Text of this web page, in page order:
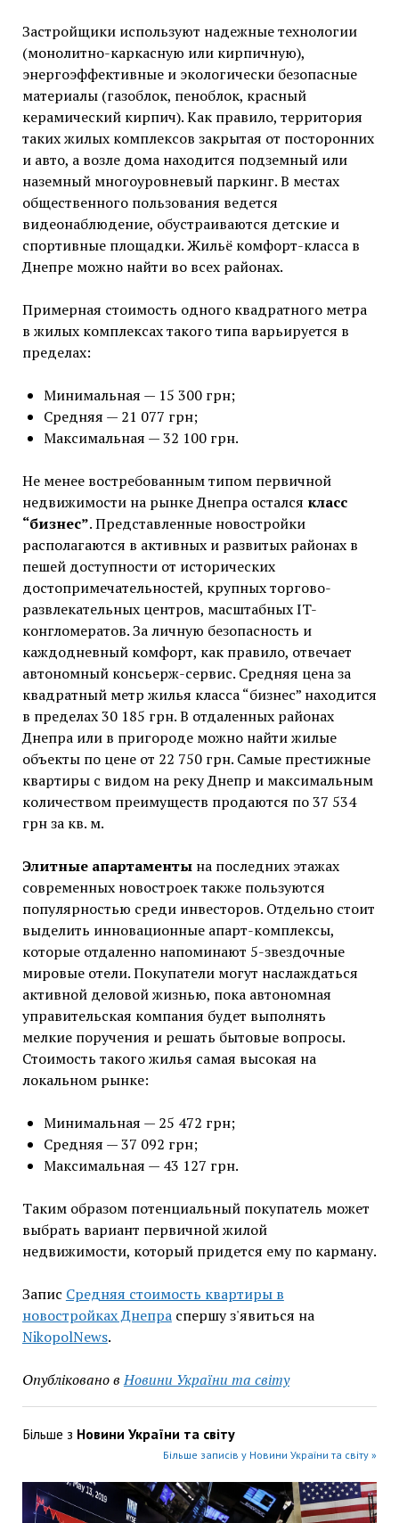
Застройщики используют надежные технологии
(монолитно-каркасную или кирпичную),
энергоэффективные и экологически безопасные
материалы (газоблок, пеноблок, красный
керамический кирпич). Как правило, территория
таких жилых комплексов закрытая от посторонних
и авто, а возле дома находится подземный или
наземный многоуровневый паркинг. В местах
общественного пользования ведется
видеонаблюдение, обустраиваются детские и
спортивные площадки. Жильё комфорт-класса в
Днепре можно найти во всех районах.
Примерная стоимость одного квадратного метра
в жилых комплексах такого типа варьируется в
пределах:
Минимальная — 15 300 грн;
Средняя — 21 077 грн;
Максимальная — 32 100 грн.
Не менее востребованным типом первичной
недвижимости на рынке Днепра остался класс
“бизнес”. Представленные новостройки
располагаются в активных и развитых районах в
пешей доступности от исторических
достопримечательностей, крупных торгово-
развлекательных центров, масштабных IT-
конгломератов. За личную безопасность и
каждодневный комфорт, как правило, отвечает
автономный консьерж-сервис. Средняя цена за
квадратный метр жилья класса “бизнес” находится
в пределах 30 185 грн. В отдаленных районах
Днепра или в пригороде можно найти жилые
объекты по цене от 22 750 грн. Самые престижные
квартиры с видом на реку Днепр и максимальным
количеством преимуществ продаются по 37 534
грн за кв. м.
Элитные апартаментына последних этажах
современных новостроек также пользуются
популярностью среди инвесторов. Отдельно стоит
выделить инновационные апарт-комплексы,
которые отдаленно напоминают 5-звездочные
мировые отели. Покупатели могут наслаждаться
активной деловой жизнью, пока автономная
управительская компания будет выполнять
мелкие поручения и решать бытовые вопросы.
Стоимость такого жилья самая высокая на
локальном рынке:
Минимальная — 25 472 грн;
Средняя — 37 092 грн;
Максимальная — 43 127 грн.
Таким образом потенциальный покупатель может
выбрать вариант первичной жилой
недвижимости, который придется ему по карману.
Запис Средняя стоимость квартиры в
новостройках Днепраспершу з'явиться на
NikopolNews.
Опубліковано в Новини України та світу
Більше з Новини України та світу
Більше записів у Новини України та світу »